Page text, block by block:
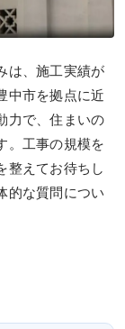
は、施工実績が
中市を拠点に近
力で、住まいの
。工事の規模を
整えてお待ちし
的な質問につい